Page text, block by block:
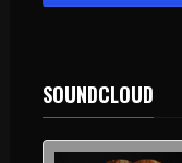
SOUNDCLOUD